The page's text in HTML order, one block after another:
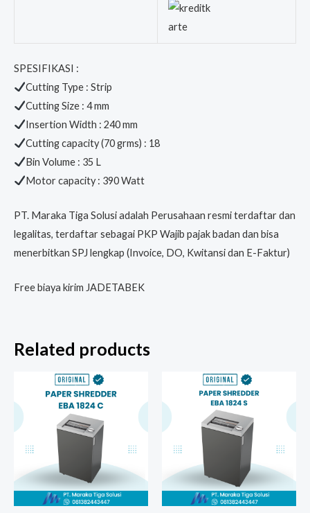
SPESIFIKASI :
Cutting Type : Strip
Cutting Size : 4 mm
Insertion Width : 240 mm
Cutting capacity (70 grms) : 18
Bin Volume : 35 L
Motor capacity : 390 Watt
PT. Maraka Tiga Solusi adalah Perusahaan resmi terdaftar dan
legalitas, terdaftar sebagai PKP Wajib pajak badan dan bisa
menerbitkan SPJ lengkap (Invoice, DO, Kwitansi dan E-Faktur)
Free biaya kirim JADETABEK
Related products